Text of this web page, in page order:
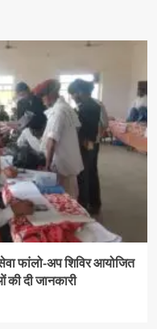
फांलो-अप शिविर आयोजित
की दी जानकारी